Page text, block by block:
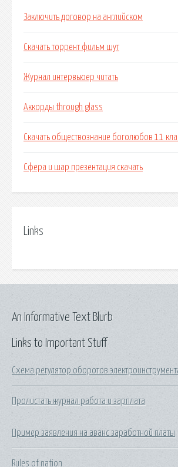
Заключить договор на английском
Скачать торрент фильм шут
Журнал интервьюер читать
Аккорды through glass
Скачать обществознание боголюбов 11
Сфера и шар презентация скачать
Links
Links to Important Stuff
Схема регулятор оборотов
Пролистать журнал работа и зарплата
Пример заявления на аванс заработной платы
Rules of nation
An Informative Text Blurb